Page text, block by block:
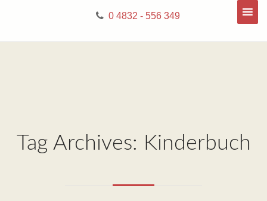
0 4832 - 556 349
Tag Archives: Kinderbuch